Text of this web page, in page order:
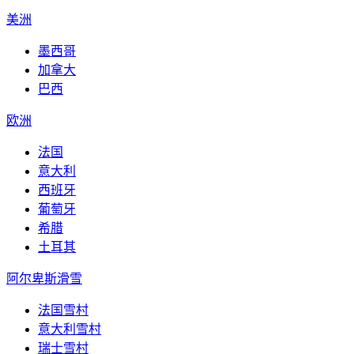
美洲
墨西哥
加拿大
巴西
欧洲
法国
意大利
西班牙
葡萄牙
希腊
土耳其
阿尔卑斯滑雪
法国雪村
意大利雪村
瑞士雪村